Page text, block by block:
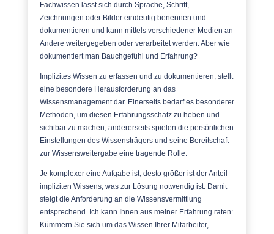
Fachwissen lässt sich durch Sprache, Schrift,
Zeichnungen oder Bilder eindeutig benennen und
dokumentieren und kann mittels verschiedener Medien an
Andere weitergegeben oder verarbeitet werden. Aber wie
dokumentiert man Bauchgefühl und Erfahrung?
Implizites Wissen zu erfassen und zu dokumentieren, stellt
eine besondere Herausforderung an das
Wissensmanagement dar. Einerseits bedarf es besonderer
Methoden, um diesen Erfahrungsschatz zu heben und
sichtbar zu machen, andererseits spielen die persönlichen
Einstellungen des Wissensträgers und seine Bereitschaft
zur Wissensweitergabe eine tragende Rolle.
Je komplexer eine Aufgabe ist, desto größer ist der Anteil
impliziten Wissens, was zur Lösung notwendig ist. Damit
steigt die Anforderung an die Wissensvermittlung
entsprechend. Ich kann Ihnen aus meiner Erfahrung raten:
Kümmern Sie sich um das Wissen Ihrer Mitarbeiter,